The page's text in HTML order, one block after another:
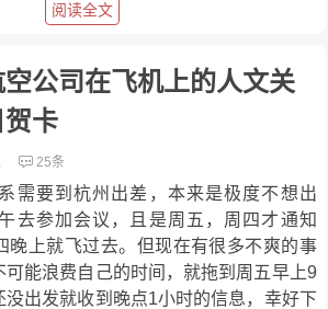
阅读全文
公司在飞机上的人文关
卡
25条
需要到杭州出差，本来是极度不想出
去参加会议，且是周五，周四才通知
晚上就飞过去。但现在有很多不爽的事
能浪费自己的时间，就拖到周五早上9
没出发就收到晚点1小时的信息，幸好下